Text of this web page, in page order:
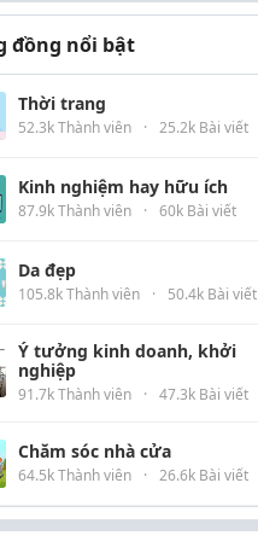
đồng nổi bật
Thời trang
52.3k Thành viên · 25.2k Bài viết
Kinh nghiệm hay hữu ích
87.9k Thành viên · 60k Bài viết
Da đẹp
105.8k Thành viên · 50.4k Bài viết
Ý tưởng kinh doanh, khởi
nghiệp
91.7k Thành viên · 47.3k Bài viết
Chăm sóc nhà cửa
64.5k Thành viên · 26.6k Bài viết